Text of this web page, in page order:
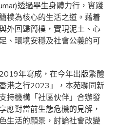
透過畢生身體力行，實踐
樸為核心的生活之道。藉着
外回歸簡樸，實現泥土、心
、環境安穩及社會公義的可
年寫成，在今年出版繁體
港之行2023」，本苑聯同新
持機構「社區伙伴」合辦發
應對當前生態危機的見解，
生活的願景，討論社會改變